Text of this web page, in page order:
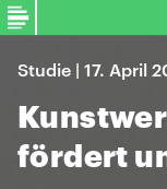
Studie | 17. April
fördert